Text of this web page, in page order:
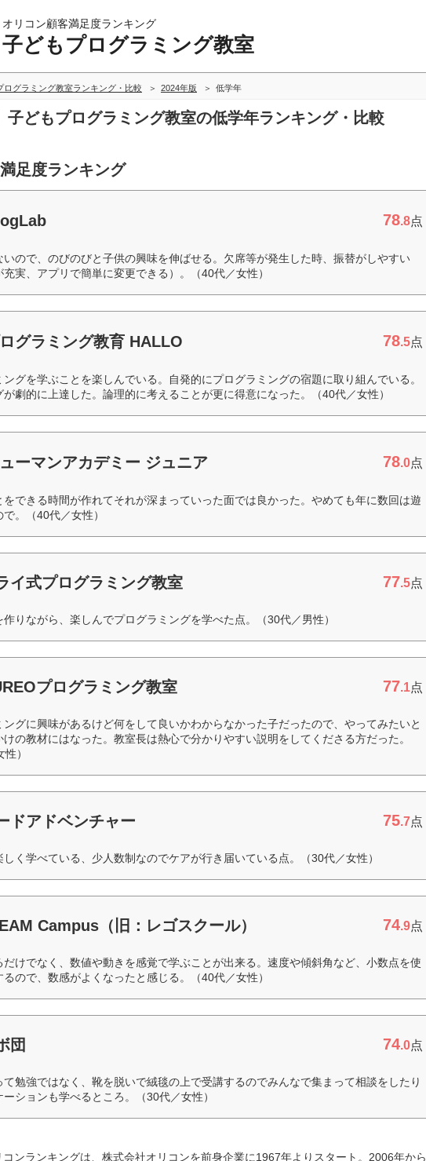
オリコン顧客満足度ランキング
子どもプログラミング教室
ログラミング教室ランキング・比較 2024年版 低学年
子どもプログラミング教室の低学年ランキング・比較
足度ランキング
78.8点
いので、のびのびと子供の興味を伸ばせる。欠席等が発生した時、振替がしやすい
充実、アプリで簡単に変更できる）。（40代／女性）
グラミング教育 HALLO 78.5点
ングを学ぶことを楽しんでいる。自発的にプログラミングの宿題に取り組んでいる。
が劇的に上達した。論理的に考えることが更に得意になった。（40代／女性）
ーマンアカデミー ジュニア 78.0点
をできる時間が作れてそれが深まっていった面では良かった。やめても年に数回は遊
。（40代／女性）
イ式プログラミング教室 77.5点
作りながら、楽しんでプログラミングを学べた点。（30代／男性）
プログラミング教室 77.1点
ングに興味があるけど何をして良いかわからなかった子だったので、やってみたいと
けの教材にはなった。教室長は熱心で分かりやすい説明をしてくださる方だった。
性）
ドアドベンチャー 75.7点
しく学べている、少人数制なのでケアが行き届いている点。（30代／女性）
Campus（旧：レゴスクール） 74.9点
だけでなく、数値や動きを感覚で学ぶことが出来る。速度や傾斜角など、小数点を使
るので、数感がよくなったと感じる。（40代／女性）
団 74.0点
て勉強ではなく、靴を脱いで絨毯の上で受講するのでみんなで集まって相談をしたり
ーションも学べるところ。（30代／女性）
コンランキングは、株式会社オリコンを前身企業に1967年よりスタート。2006年から